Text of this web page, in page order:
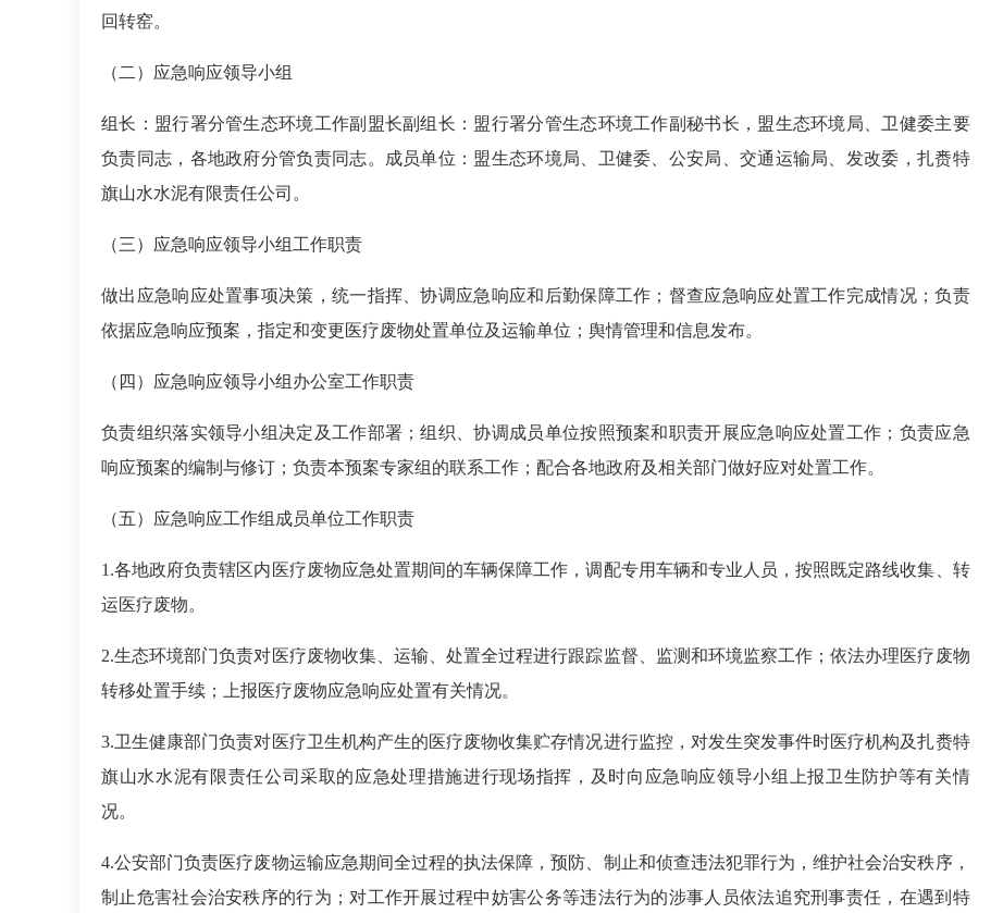
回转窑。
（二） 应急响应领导小组
组长：盟行署分管生态环境工作副盟长副组长：盟行署分管生态环境工作副秘书长，盟生态环境局、卫健委主要
负责同志，各地政府分管负责同志。成员单位：盟生态环境局、卫健委、公安局、交通运输局、发改委，扎赉特
旗山水水泥有限责任公司。
（三） 应急响应领导小组工作职责
做出应急响应处置事项决策，统一指挥、协调应急响应和后勤保障工作；督查应急响应处置工作完成情况；负责
依据应急响应预案，指定和变更医疗废物处置单位及运输单位；舆情管理和信息发布。
（四） 应急响应领导小组办公室工作职责
负责组织落实领导小组决定及工作部署；组织、协调成员单位按照预案和职责开展应急响应处置工作；负责应急
响应预案的编制与修订；负责本预案专家组的联系工作；配合各地政府及相关部门做好应对处置工作。
（五） 应急响应工作组成员单位工作职责
1.各地政府负责辖区内医疗废物应急处置期间的车辆保障工作，调配专用车辆和专业人员，按照既定路线收集、转
运医疗废物。
2.生态环境部门负责对医疗废物收集、运输、处置全过程进行跟踪监督、监测和环境监察工作；依法办理医疗废物
转移处置手续；上报医疗废物应急响应处置有关情况。
3.卫生健康部门负责对医疗卫生机构产生的医疗废物收集贮存情况进行监控，对发生突发事件时医疗机构及扎赉特
旗山水水泥有限责任公司采取的应急处理措施进行现场指挥，及时向应急响应领导小组上报卫生防护等有关情
况。
4.公安部门负责医疗废物运输应急期间全过程的执法保障，预防、制止和侦查违法犯罪行为，维护社会治安秩序，
制止危害社会治安秩序的行为；对工作开展过程中妨害公务等违法行为的涉事人员依法追究刑事责任，在遇到特